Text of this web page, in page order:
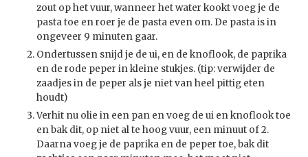
zout op het vuur, wanneer het water kookt voeg je de
pasta toe en roer je de pasta even om. De pasta is in
ongeveer 9 minuten gaar.
Ondertussen snijd je de ui, en de knoflook, de paprika
en de rode peper in kleine stukjes. (tip: verwijder de
zaadjes in de peper als je niet van heel pittig eten
houdt)
Verhit nu olie in een pan en voeg de ui en knoflook toe
en bak dit, op niet al te hoog vuur, een minuut of 2.
Daarna voeg je de paprika en de peper toe, bak dit